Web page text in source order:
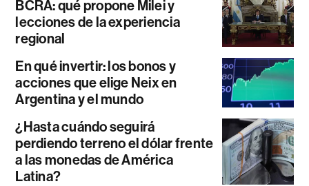
BCRA: qué propone Milei y
lecciones de la experiencia
regional
En qué invertir: los bonos y
acciones que elige Neix en
Argentina y el mundo
¿Hasta cuándo seguirá
perdiendo terreno el dólar frente
a las monedas de América
Latina?